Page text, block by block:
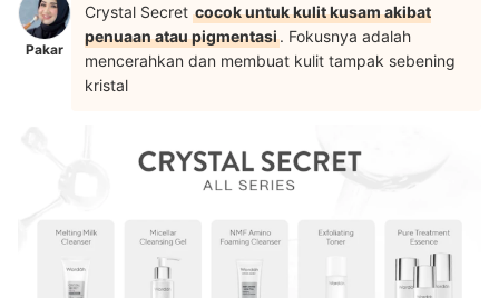
Pakar
Crystal Secret cocok untuk kulit kusam akibat
penuaan atau pigmentasi. Fokusnya adalah
mencerahkan dan membuat kulit tampak sebening
kristal